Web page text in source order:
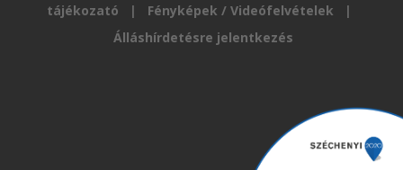
tájékozató | Fényképek / Videófelvételek |
Álláshírdetésre jelentkezés